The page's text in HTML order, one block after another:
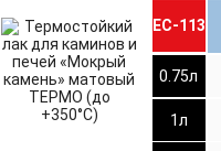
ЕС-113
0.75л
1л